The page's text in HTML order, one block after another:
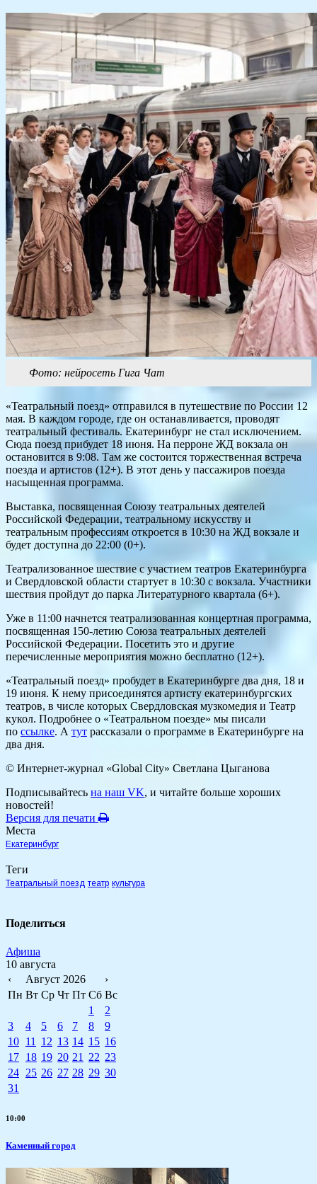
Фото: нейросеть Гига Чат
«Театральный поезд» отправился в путешествие по России 12
мая. В каждом городе, где он останавливается, проводят
театральный фестиваль. Екатеринбург не стал исключением.
Сюда поезд прибудет 18 июня. На перроне ЖД вокзала он
остановится в 9:08. Там же состоится торжественная встреча
поезда и артистов (12+). В этот день у пассажиров поезда
насыщенная программа.
Выставка, посвященная Союзу театральных деятелей
Российской Федерации, театральному искусству и
театральным профессиям откроется в 10:30 на ЖД вокзале и
будет доступна до 22:00 (0+).
Театрализованное шествие с участием театров Екатеринбурга
и Свердловской области стартует в 10:30 с вокзала. Участники
шествия пройдут до парка Литературного квартала (6+).
Уже в 11:00 начнется театрализованная концертная программа,
посвященная 150-летию Союза театральных деятелей
Российской Федерации. Посетить это и другие
перечисленные мероприятия можно бесплатно (12+).
«Театральный поезд» пробудет в Екатеринбурге два дня, 18 и
19 июня. К нему присоединятся артисту екатеринбургских
театров, в числе которых Свердловская музкомедия и Театр
кукол. Подробнее о «Театральном поезде» мы писали
по ссылке. А тут рассказали о программе в Екатеринбурге на
два дня.
© Интернет-журнал «Global City» Светлана Цыганова
Подписывайтесь на наш VK, и читайте больше хороших
новостей!
Версия для печати
Места
Екатеринбург
Теги
Театральный поезд театр культура
Поделиться
Афиша
10 августа
‹
Август 2026
›
Пн Вт Ср Чт Пт Сб Вс
1
2
3
4 5 6 7 8
9
10 11 12 13 14 15 16
17 18 19 20 21 22 23
24 25 26 27 28 29 30
31
10:00
Каменный город